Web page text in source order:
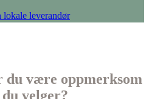
lokale leverandør
du være oppmerksom
velger?